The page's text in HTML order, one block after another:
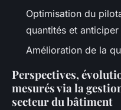
Optimisation du
quantités et anticiper
Amélioration de la
Perspectives,
mesurés via la
secteur du bâtiment